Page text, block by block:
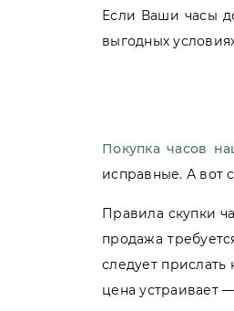
Если Ваши часы
выгодных
Покупка часов
исправные. А вот
Правила скупки
продажа
следует
цена устраивает